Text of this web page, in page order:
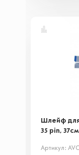
Шлейф для
35 pin, 37см
Артикул: